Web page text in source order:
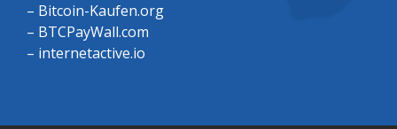
– Bitcoin-Kaufen.org
– BTCPayWall.com
– internetactive.io